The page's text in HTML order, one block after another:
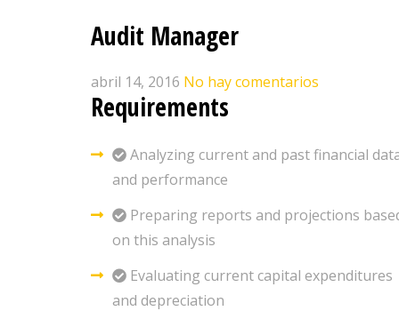
Audit Manager
abril 14, 2016 No hay comentarios
Requirements
Analyzing current and past financial
and performance
Preparing reports and projections
on this analysis
Evaluating current capital expenditures
and depreciation